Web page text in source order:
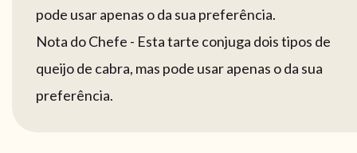
pode usar apenas o da sua preferência.
Nota do Chefe - Esta tarte conjuga dois tipos de
queijo de cabra, mas pode usar apenas o da sua
preferência.